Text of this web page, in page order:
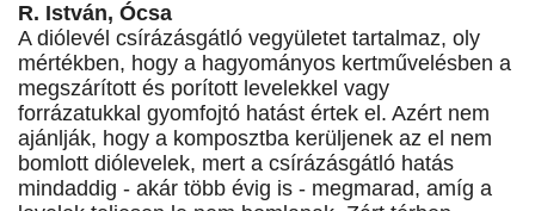
R. István, Ócsa
A diólevél csírázásgátló vegyületet tartalmaz, oly
mértékben, hogy a hagyományos kertművelésben a
megszárított és porított levelekkel vagy
forrázatukkal gyomfojtó hatást értek el. Azért nem
ajánlják, hogy a komposztba kerüljenek az el nem
bomlott diólevelek, mert a csírázásgátló hatás
mindaddig - akár több évig is - megmarad, amíg a